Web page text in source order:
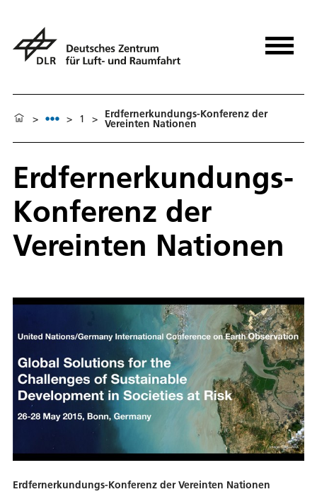
> > 1 > Erdfernerkundungs-Konferenz der
Vereinten Nationen
Erdfernerkundungs-
Konferenz der
Vereinten Nationen
Erdfernerkundungs-Konferenz der Vereinten Nationen